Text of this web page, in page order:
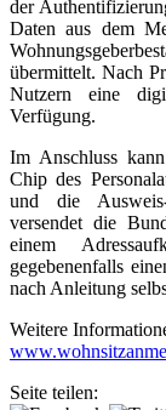
der
Daten aus dem
übermittelt. Nach
Nutzern eine
Verfügung.
Im Anschluss
Chip des
und die
versendet die
einem
gegebenenfalls
nach Anleitung
Weitere
Seite teilen: